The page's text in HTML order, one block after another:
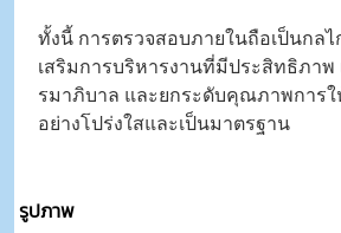
ทั้งนี้ การตรวจสอบภายในถือเป็นกล
เสริมการบริหารงานที่มีประสิทธิภาพ
รมาภิบาล และยกระดับคุณภาพการ
อย่างโปร่งใสและเป็นมาตรฐาน
รูปภาพ